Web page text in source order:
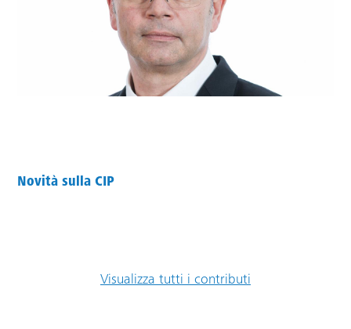
Novità sulla CIP
Visualizza tutti i contributi